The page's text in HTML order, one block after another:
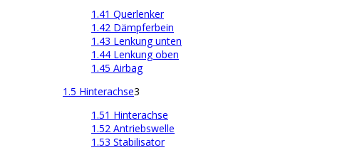
1.41 Querlenker
1.42 Dämpferbein
1.43 Lenkung unten
1.44 Lenkung oben
1.45 Airbag
1.5 Hinterachse3
1.51 Hinterachse
1.52 Antriebswelle
1.53 Stabilisator